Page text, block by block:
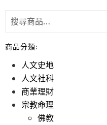
商品分類:
人文史地
人文社科
商業理財
宗教命理
佛教